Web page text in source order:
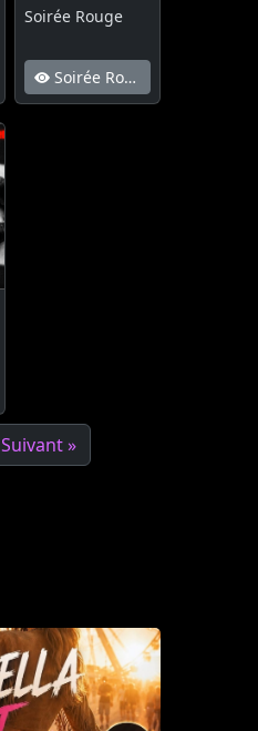
Soirée Rouge
Soirée Rouge
Suivant »